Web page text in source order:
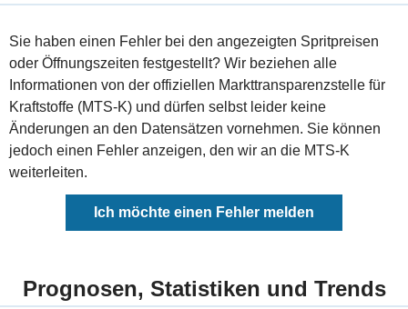
Sie haben einen Fehler bei den angezeigten Spritpreisen
oder Öffnungszeiten festgestellt? Wir beziehen alle
Informationen von der offiziellen Markttransparenzstelle für
Kraftstoffe (MTS-K) und dürfen selbst leider keine
Änderungen an den Datensätzen vornehmen. Sie können
jedoch einen Fehler anzeigen, den wir an die MTS-K
weiterleiten.
Ich möchte einen Fehler melden
Prognosen, Statistiken und Trends